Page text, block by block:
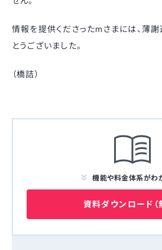
情報を提供くださったmさまには、薄謝
とうございました。
（橋詰）
機能や料金体系がわ
資料ダウンロード（